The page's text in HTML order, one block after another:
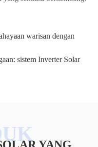
warisan dengan
sistem Inverter Solar